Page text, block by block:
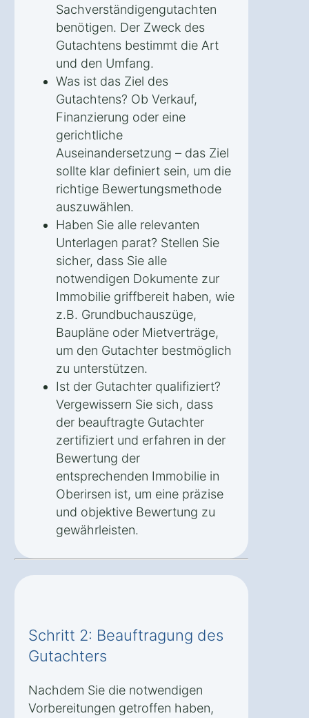
Sachverständigengutachten
benötigen. Der Zweck des
Gutachtens bestimmt die Art
und den Umfang.
Was ist das Ziel des
Gutachtens? Ob Verkauf,
Finanzierung oder eine
gerichtliche
Auseinandersetzung – das Ziel
sollte klar definiert sein, um die
richtige Bewertungsmethode
auszuwählen.
Haben Sie alle relevanten
Unterlagen parat? Stellen Sie
sicher, dass Sie alle
notwendigen Dokumente zur
Immobilie griffbereit haben, wie
z.B. Grundbuchauszüge,
Baupläne oder Mietverträge,
um den Gutachter bestmöglich
zu unterstützen.
Ist der Gutachter qualifiziert?
Vergewissern Sie sich, dass
der beauftragte Gutachter
zertifiziert und erfahren in der
Bewertung der
entsprechenden Immobilie in
Oberirsen ist, um eine präzise
und objektive Bewertung zu
gewährleisten.
Schritt 2: Beauftragung des
Gutachters
Nachdem Sie die notwendigen
Vorbereitungen getroffen haben,